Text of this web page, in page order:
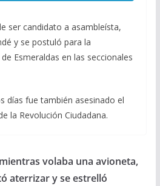
ser candidato a asambleísta,
y se postuló para la
Esmeraldas en las seccionales
días fue también asesinado el
la Revolución Ciudadana.
volaba una avioneta,
aterrizar y se estrelló